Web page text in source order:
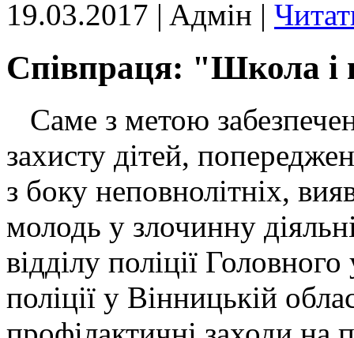
19.03.2017 | Aдмін |
Співпраця: "Школа і
Саме з метою
захисту дітей,
з боку неповнолітніх,
молодь у злочинну
відділу поліції
поліції у Вінницькій